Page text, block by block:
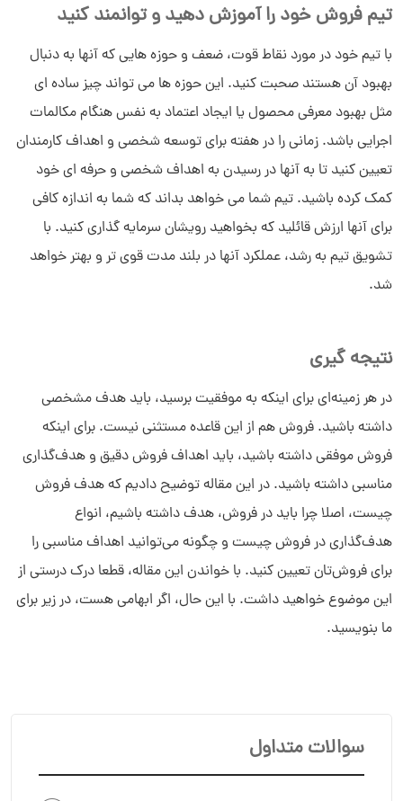
تیم فروش خود را آموزش دهید و توانمند کنید
با تیم خود در مورد نقاط قوت، ضعف و حوزه هایی که آنها به دنبال
بهبود آن هستند صحبت کنید. این حوزه ها می تواند چیز ساده ای
مثل بهبود معرفی محصول یا ایجاد اعتماد به نفس هنگام مکالمات
اجرایی باشد. زمانی را در هفته برای توسعه شخصی و اهداف کارمندان
تعیین کنید تا به آنها در رسیدن به اهداف شخصی و حرفه ای خود
کمک کرده باشید. تیم شما می خواهد بداند که شما به اندازه کافی
برای آنها ارزش قائلید که بخواهید رویشان سرمایه گذاری کنید. با
تشویق تیم به رشد، عملکرد آنها در بلند مدت قوی تر و بهتر خواهد
شد.
نتیجه گیری
در هر زمینه‌ای برای اینکه به موفقیت برسید، باید هدف مشخصی
داشته باشید. فروش هم از این قاعده مستثنی نیست. برای اینکه
فروش موفقی داشته باشید، باید اهداف فروش دقیق و هدف‌گذاری
مناسبی داشته باشید. در این مقاله توضیح دادیم که هدف فروش
چیست، اصلا چرا باید در فروش، هدف داشته باشیم، انواع
هدف‌گذاری در فروش چیست و چگونه می‌توانید اهداف مناسبی را
برای فروش‌تان تعیین کنید. با خواندن این مقاله، قطعا درک درستی از
این موضوع خواهید داشت. با این حال، اگر ابهامی هست، در زیر برای
ما بنویسید.
سوالات متداول